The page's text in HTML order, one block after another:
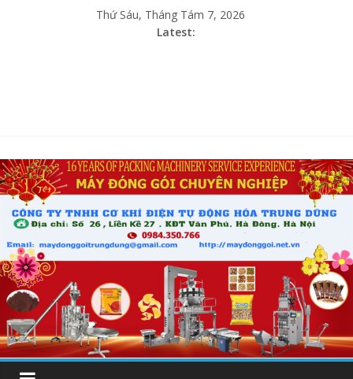
Thứ Sáu, Tháng Tám 7, 2026
Latest: